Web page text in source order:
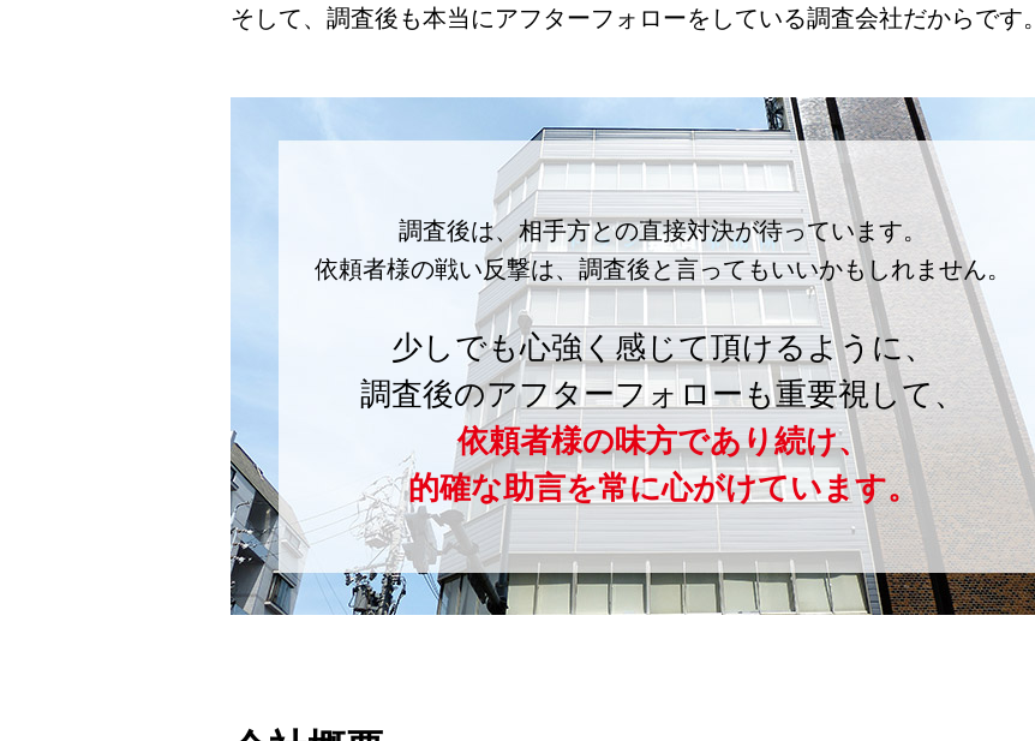
そして、調査後も本当にアフターフォローをしている調査会社だからです。
調査後は、相手方との直接対決が待っています。
依頼者様の戦い反撃は、調査後と言ってもいいかもしれません。
少しでも心強く感じて頂けるように、
調査後のアフターフォローも重要視して、
依頼者様の味方であり続け、
的確な助言を常に心がけています。